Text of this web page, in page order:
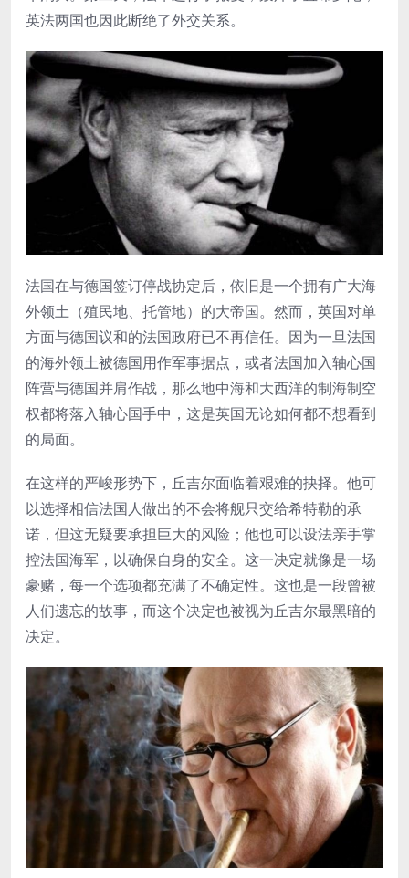
英法两国也因此断绝了外交关系。
法国在与德国签订停战协定后，依旧是一个拥有广大海
外领土（殖民地、托管地）的大帝国。然而，英国对单
方面与德国议和的法国政府已不再信任。因为一旦法国
的海外领土被德国用作军事据点，或者法国加入轴心国
阵营与德国并肩作战，那么地中海和大西洋的制海制空
权都将落入轴心国手中，这是英国无论如何都不想看到
的局面。
在这样的严峻形势下，丘吉尔面临着艰难的抉择。他可
以选择相信法国人做出的不会将舰只交给希特勒的承
诺，但这无疑要承担巨大的风险；他也可以设法亲手掌
控法国海军，以确保自身的安全。这一决定就像是一场
豪赌，每一个选项都充满了不确定性。这也是一段曾被
人们遗忘的故事，而这个决定也被视为丘吉尔最黑暗的
决定。